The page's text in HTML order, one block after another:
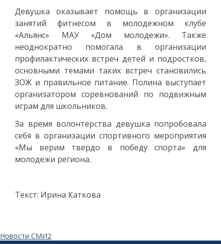
Девушка оказывает помощь в организации
занятий фитнесом в молодежном клубе
«Альянс» МАУ «Дом молодежи». Также
неоднократно помогала в организации
профилактических встреч детей и подростков,
основными темами таких встреч становились
ЗОЖ и правильное питание. Полина выступает
организатором соревнований по подвижным
играм для школьников.
За время волонтерства девушка попробовала
себя в организации спортивного мероприятия
«Мы верим твердо в победу спорта» для
молодежи региона.
Текст: Ирина Каткова
Новости СМИ2